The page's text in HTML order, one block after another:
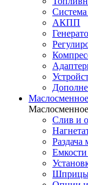
АКПП
Маслосменное
Маслосменное
Слив и
Раздача
Емкости
Шприцы